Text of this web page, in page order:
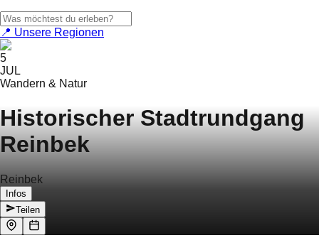
📍 Unsere Regionen
5
JUL
Wandern & Natur
Historischer Stadtrundgang
Reinbek
Reinbek
Infos
Teilen